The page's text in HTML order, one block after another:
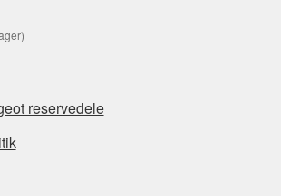
reservedele